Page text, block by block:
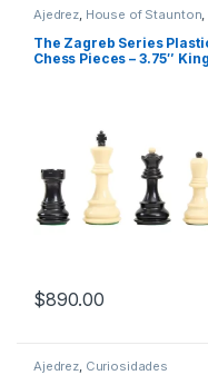
Ajedrez, House of Staunton,
Ajedrez Plástico
The Zagreb Series
Chess Pieces – 3.75″ King
$890.00
Ajedrez Curiosidades